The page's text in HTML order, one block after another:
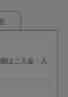
細長いギフト
はご入金・入